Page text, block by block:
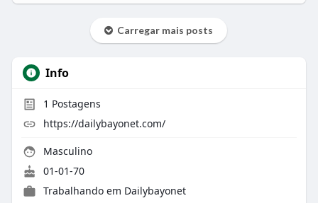
Carregar mais posts
Info
1 Postagens
https://dailybayonet.com/
Masculino
01-01-70
Trabalhando em Dailybayonet